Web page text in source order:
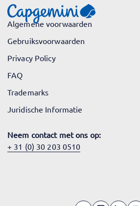
Algemene voorwaarden
Gebruiksvoorwaarden
Privacy Policy
FAQ
Trademarks
Juridische Informatie
Neem contact met ons op:
+ 31 (0) 30 203 0510